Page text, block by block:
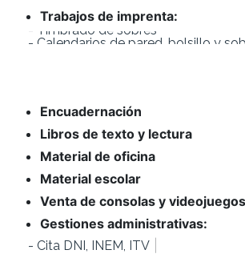
Trabajos de imprenta:
- Calendarios de pared, bolsillo y
- Carpetas corporativas
- Recordatorios de comunión
- Cartas para bares y comercios de
- Tarjetas de visita
- Etiquetas precios
- Entradas eventos
- Papeletas sorteos
- Timbrado de sobres
Encuadernación
Libros de texto y lectura
Material de oficina
Material escolar
Venta de consolas y videojuegos
Gestiones administrativas:
- Ci |